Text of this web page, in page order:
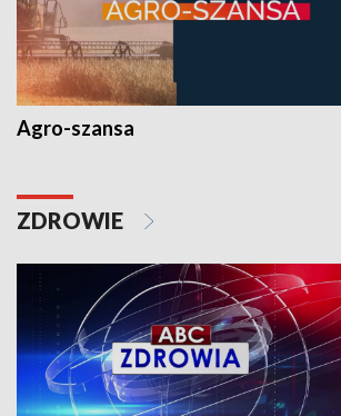
Agro-szansa
ZDROWIE